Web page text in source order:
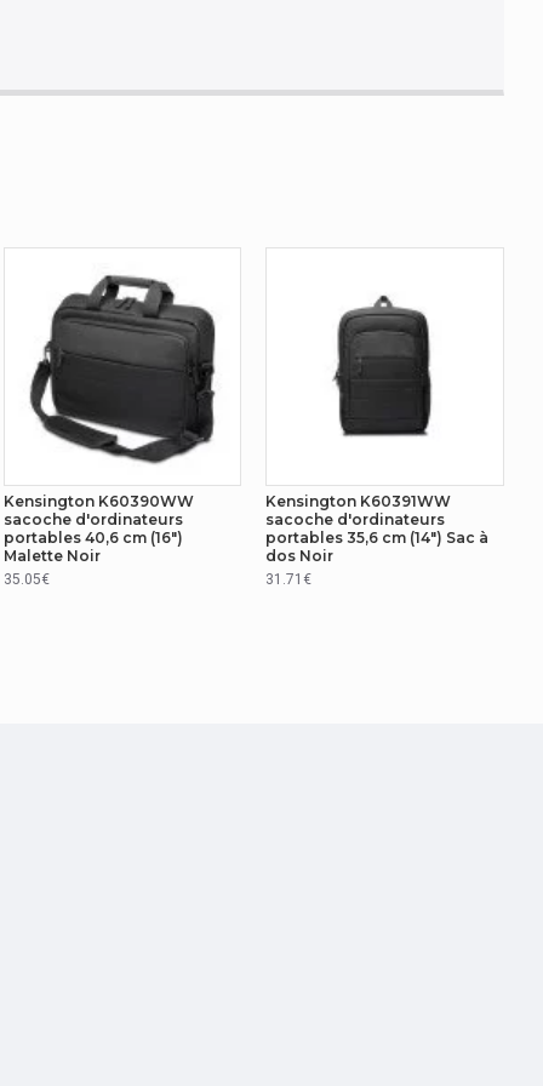
Kensington K60390WW
sacoche d'ordinateurs
portables 40,6 cm (16")
Malette Noir
35.05€
Kensington K60391WW
sacoche d'ordinateurs
portables 35,6 cm (14") Sac à
dos Noir
31.71€